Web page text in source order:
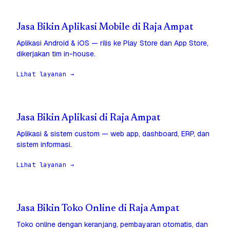
Jasa Bikin Aplikasi Mobile di Raja Ampat
Aplikasi Android & iOS — rilis ke Play Store dan App Store,
dikerjakan tim in-house.
Lihat layanan →
Jasa Bikin Aplikasi di Raja Ampat
Aplikasi & sistem custom — web app, dashboard, ERP, dan
sistem informasi.
Lihat layanan →
Jasa Bikin Toko Online di Raja Ampat
Toko online dengan keranjang, pembayaran otomatis, dan